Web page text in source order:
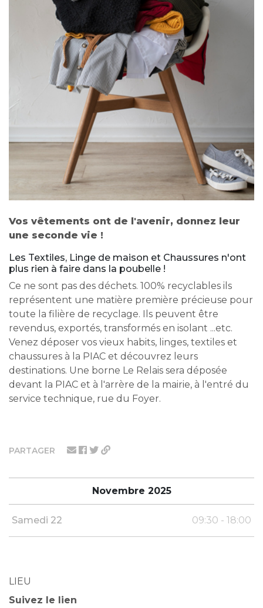
PARTAGER
Novembre 2025
Samedi 22 09:30 - 18:00
LIEU
Suivez le lien
Vos vêtements ont de l'avenir, donnez leur
une seconde vie !
Les Textiles, Linge de maison et Chaussures n'ont
plus rien à faire dans la poubelle !
Ce ne sont pas des déchets. 100% recyclables ils
représentent une matière première précieuse pour
toute la filière de recyclage. Ils peuvent être
revendus, exportés, transformés en isolant ...etc.
Venez déposer vos vieux habits, linges, textiles et
chaussures à la PIAC et découvrez leurs
destinations. Une borne Le Relais sera déposée
devant la PIAC et à l'arrère de la mairie, à l'entré du
service technique, rue du Foyer.